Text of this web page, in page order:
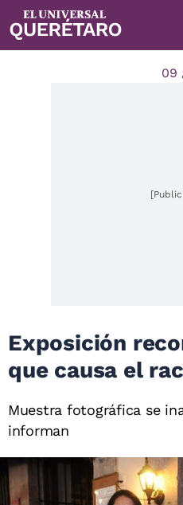
09
Exposición
que causa el
Muestra fotográfica se
informan